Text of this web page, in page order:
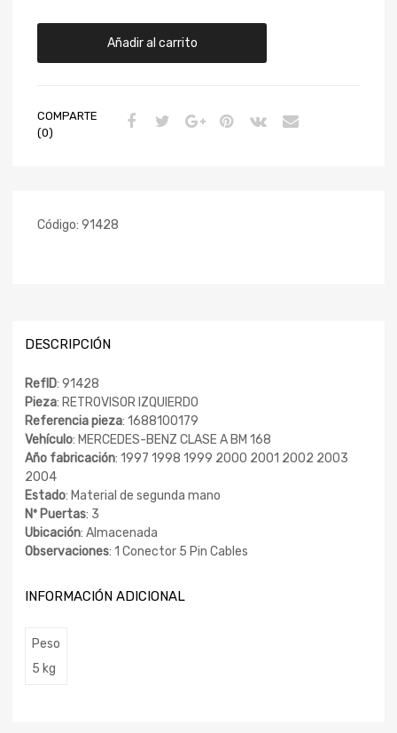
Añadir al carrito
COMPARTE
(0)
Código: 91428
DESCRIPCIÓN
RefID: 91428
Pieza: RETROVISOR IZQUIERDO
Referencia pieza: 1688100179
Vehículo: MERCEDES-BENZ CLASE A BM 168
Año fabricación: 1997 1998 1999 2000 2001 2002 2003
2004
Estado: Material de segunda mano
Nº Puertas: 3
Ubicación: Almacenada
Observaciones: 1 Conector 5 Pin Cables
INFORMACIÓN ADICIONAL
Peso
5 kg